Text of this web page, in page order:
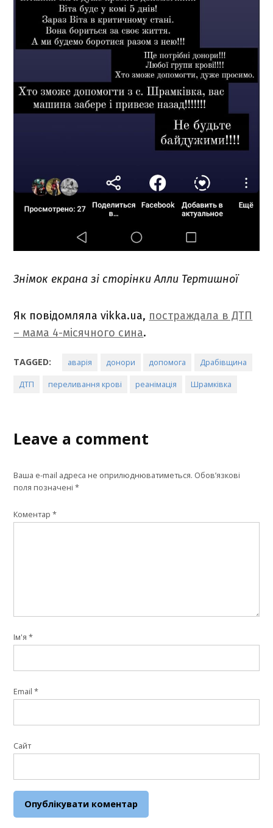
Знімок екрана зі сторінки Алли Тертишної
Як повідомляла vikka.ua, постраждала в ДТП
– мама 4-місячного сина.
TAGGED: аварія донори допомога Драбівщина
ДТП переливання крові реанімація Шрамківка
Leave a comment
Ваша e-mail адреса не оприлюднюватиметься. Обов’язкові
поля позначені*
Коментар*
Ім'я*
Email*
Сайт